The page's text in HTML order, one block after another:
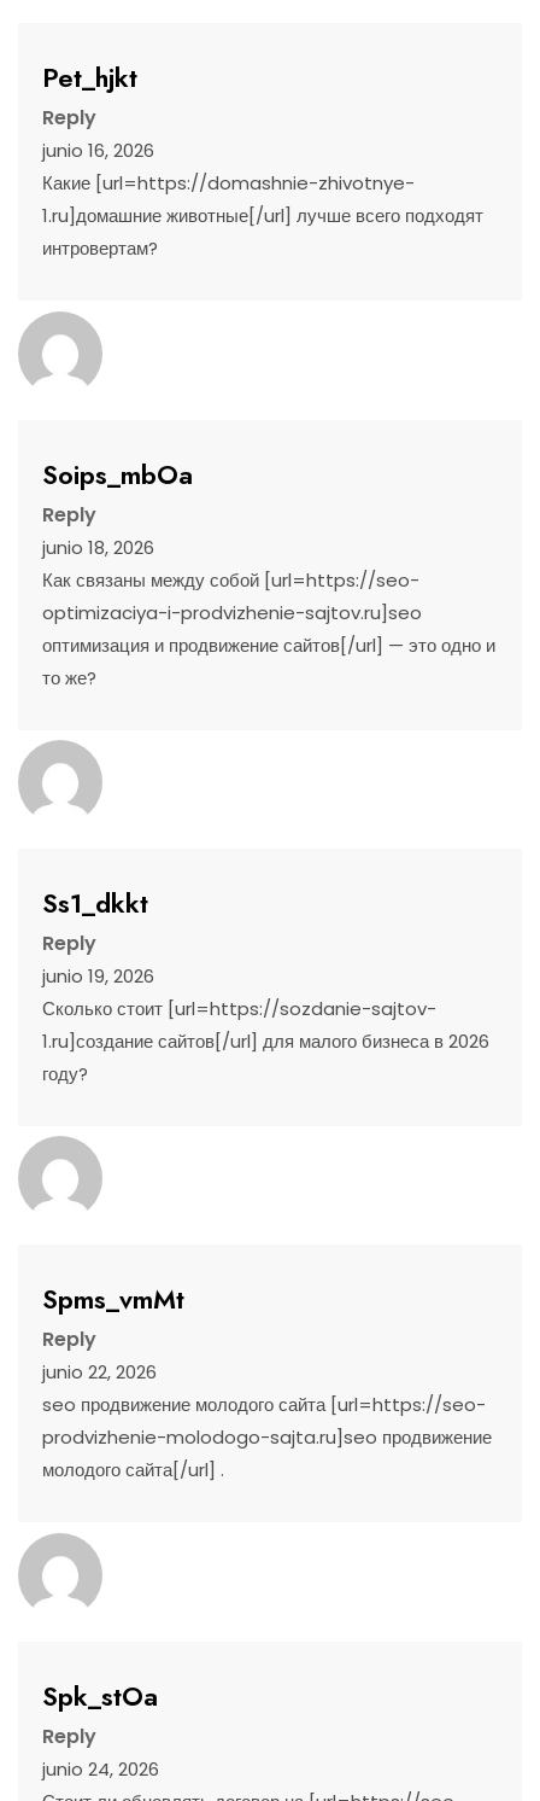
Pet_hjkt
Reply
junio 16, 2026
Какие [url=https://domashnie-zhivotnye-
1.ru]домашние животные[/url] лучше всего подходят
интровертам?
Soips_mbOa
Reply
junio 18, 2026
Как связаны между собой [url=https://seo-
optimizaciya-i-prodvizhenie-sajtov.ru]seo
оптимизация и продвижение сайтов[/url] — это одно и
то же?
Ss1_dkkt
Reply
junio 19, 2026
Сколько стоит [url=https://sozdanie-sajtov-
1.ru]создание сайтов[/url] для малого бизнеса в 2026
году?
Spms_vmMt
Reply
junio 22, 2026
seo продвижение молодого сайта [url=https://seo-
prodvizhenie-molodogo-sajta.ru]seo продвижение
молодого сайта[/url] .
Spk_stOa
Reply
junio 24, 2026